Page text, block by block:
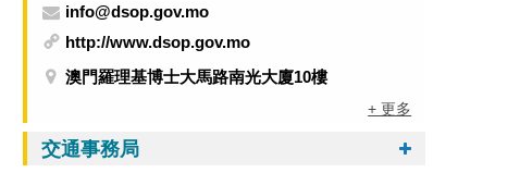
info@dsop.gov.mo
http://www.dsop.gov.mo
澳門羅理基博士大馬路南光大廈10樓
+ 更多
交通事務局